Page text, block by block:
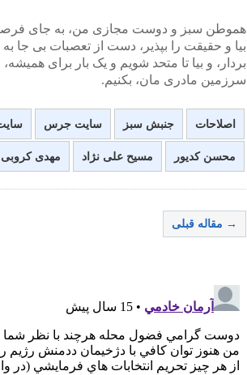
هموطن سبز و دوست مجازی من، به جای
بیا و حقیقت را بپذیر، دست از تعصبات بی جا
بردار، و بیا تا متحد شویم و یک بار برای
سرزمین مادری مان، بکنیم.
اصلاحات جنبش سبز سایت جرس
محسن کدیور مسیح علی نژاد مهدی کروبی
→ مقاله قبلی